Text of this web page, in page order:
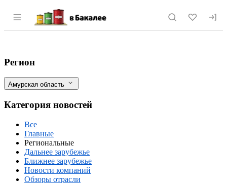
Раздел навигации по сайту vbakalee.ru
Россельхознадзор проверил ввоз
Фильтры
Регион
Амурская область
Категория новостей
Все
Главные
Региональные
Дальнее зарубежье
Ближнее зарубежье
Новости компаний
Обзоры отрасли